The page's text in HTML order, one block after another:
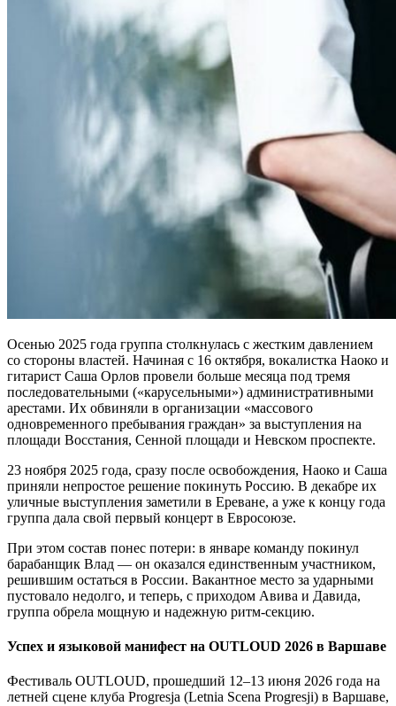
Осенью 2025 года группа столкнулась с жестким давлением
со стороны властей. Начиная с 16 октября, вокалистка Наоко и
гитарист Саша Орлов провели больше месяца под тремя
последовательными («карусельными») административными
арестами. Их обвиняли в организации «массового
одновременного пребывания граждан» за выступления на
площади Восстания, Сенной площади и Невском проспекте.
23 ноября 2025 года, сразу после освобождения, Наоко и Саша
приняли непростое решение покинуть Россию. В декабре их
уличные выступления заметили в Ереване, а уже к концу года
группа дала свой первый концерт в Евросоюзе.
При этом состав понес потери: в январе команду покинул
барабанщик Влад — он оказался единственным участником,
решившим остаться в России. Вакантное место за ударными
пустовало недолго, и теперь, с приходом Авива и Давида,
группа обрела мощную и надежную ритм-секцию.
Успех и языковой манифест на OUTLOUD 2026 в Варшаве
Фестиваль OUTLOUD, прошедший 12–13 июня 2026 года на
летней сцене клуба Progresja (Letnia Scena Progresji) в Варшаве,